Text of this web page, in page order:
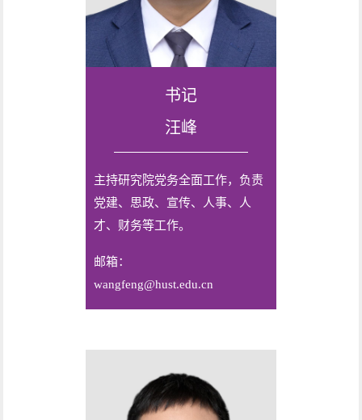
书记
汪峰
主持研究院党务全面工作，负责
党建、思政、宣传、人事、人
才、财务等工作。
邮箱：
wangfeng@hust.edu.cn